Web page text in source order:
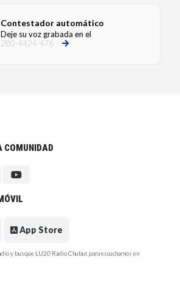
Contestador automático
Deje su voz grabada en el
280-4424-476
COMUNIDAD
App Store
y busque LU20 Radio Chubut para escucharnos en